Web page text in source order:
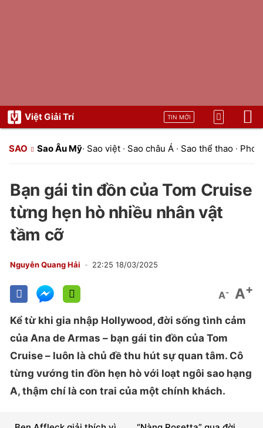
Việt Giải Trí TIN MỚI
SAO Sao Âu Mỹ· Sao việt · Sao châu Á · Sao thể thao ·
Bạn gái tin đồn của Tom Cruise
từng hẹn hò nhiều nhân vật
tầm cỡ
Nguyễn Quang Hải 22:25 18/03/2025
A- A+
Kể từ khi gia nhập Hollywood, đời sống tình cảm
của Ana de Armas – bạn gái tin đồn của Tom
Cruise – luôn là chủ đề thu hút sự quan tâm. Cô
từng vướng tin đồn hẹn hò với loạt ngôi sao hạng
A, thậm chí là con trai của một chính khách.